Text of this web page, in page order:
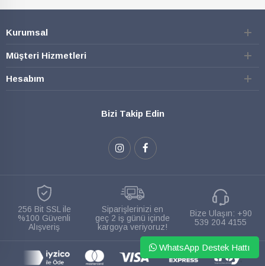
Kurumsal
Müşteri Hizmetleri
Hesabım
Bizi Takip Edin
256 Bit SSL ile
%100 Güvenli
Alışveriş
Siparişlerinizi en
geç 2 iş günü içinde
kargoya veriyoruz!
Bize Ulaşın: +90
539 204 4155
WhatsApp Destek Hattı